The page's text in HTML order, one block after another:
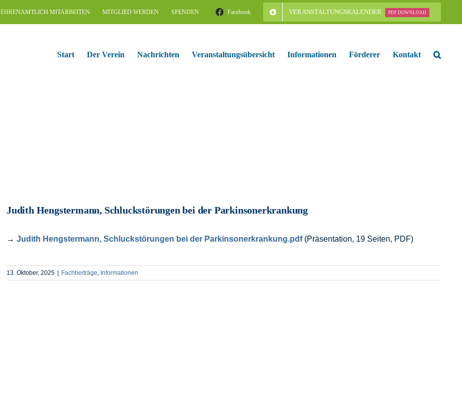
EHRENAMTLICH MITARBEITEN MITGLIED WERDEN SPENDEN Facebook VERANSTALTUNGSKALENDER PDF DOWNLOAD
Start Der Verein Nachrichten Veranstaltungsübersicht Informationen Förderer Kontakt
Judith Hengstermann, Schluckstörungen bei der Parkinsonerkrankung
→ Judith Hengstermann, Schluckstörungen bei der Parkinsonerkrankung.pdf (Präsentation, 19 Seiten, PDF)
13. Oktober, 2025 Fachbeiträge, Informationen